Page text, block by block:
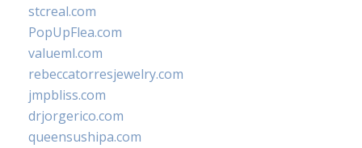
stcreal.com
PopUpFlea.com
valueml.com
rebeccatorresjewelry.com
jmpbliss.com
drjorgerico.com
queensushipa.com